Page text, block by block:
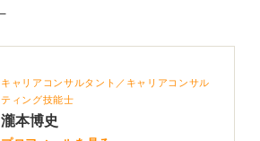
キャリアコンサルタント／キャリアコンサル
ティング技能士
瀧本博史